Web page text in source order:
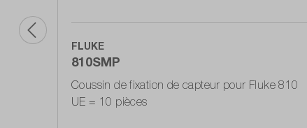
FLUKE
810SMP
Coussin de fixation de capteur pour Fluke 810
UE = 10 pièces